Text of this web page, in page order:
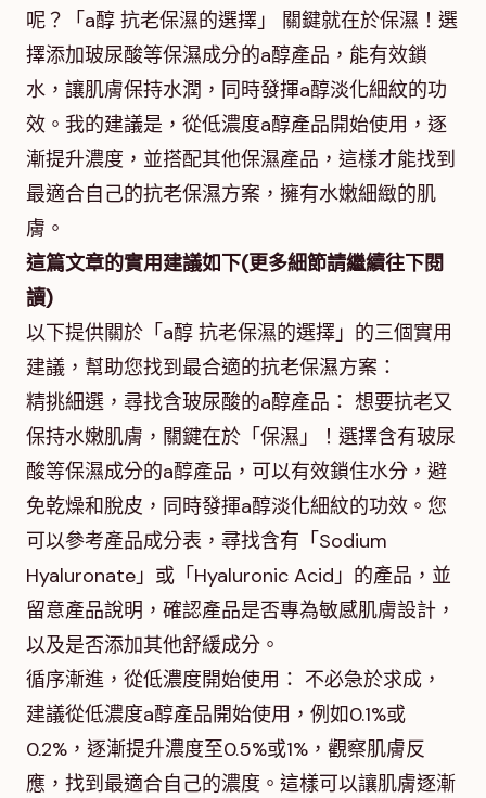
呢？「a醇 抗老保濕的選擇」 關鍵就在於保濕！選
擇添加玻尿酸等保濕成分的a醇產品，能有效鎖
水，讓肌膚保持水潤，同時發揮a醇淡化細紋的功
效。我的建議是，從低濃度a醇產品開始使用，逐
漸提升濃度，並搭配其他保濕產品，這樣才能找到
最適合自己的抗老保濕方案，擁有水嫩細緻的肌
膚。
這篇文章的實用建議如下(更多細節請繼續往下閱
讀)
以下提供關於「a醇 抗老保濕的選擇」的三個實用
建議，幫助您找到最合適的抗老保濕方案：
精挑細選，尋找含玻尿酸的a醇產品： 想要抗老又
保持水嫩肌膚，關鍵在於「保濕」！選擇含有玻尿
酸等保濕成分的a醇產品，可以有效鎖住水分，避
免乾燥和脫皮，同時發揮a醇淡化細紋的功效。您
可以參考產品成分表，尋找含有「Sodium
Hyaluronate」或「Hyaluronic Acid」的產品，並
留意產品說明，確認產品是否專為敏感肌膚設計，
以及是否添加其他舒緩成分。
循序漸進，從低濃度開始使用： 不必急於求成，
建議從低濃度a醇產品開始使用，例如0.1%或
0.2%，逐漸提升濃度至0.5%或1%，觀察肌膚反
應，找到最適合自己的濃度。這樣可以讓肌膚逐漸